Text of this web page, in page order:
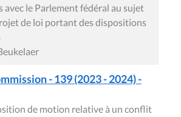
avec le Parlement fédéral au sujet
de loi portant des dispositions
- 139 (2023 - 2024) -
de motion relative à un conflit